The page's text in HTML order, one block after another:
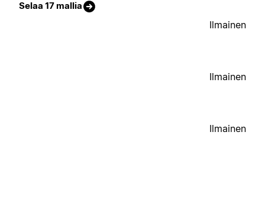
Selaa 17 mallia
Ilmainen
Ilmainen
Ilmainen